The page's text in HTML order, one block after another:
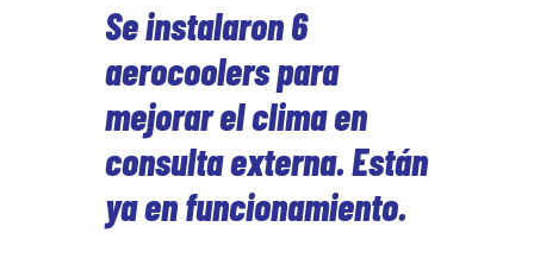
Se instalaron 6
aerocoolers para
mejorar el clima en
consulta externa. Están
ya en funcionamiento.